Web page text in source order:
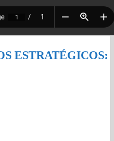
ESTRATÉGICOS: